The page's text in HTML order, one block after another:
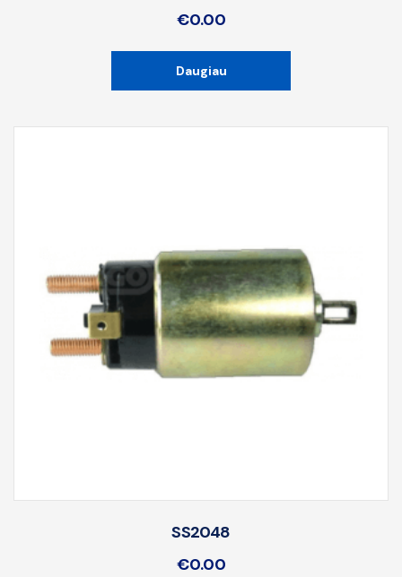
€0.00
Daugiau
SS2048
€0.00